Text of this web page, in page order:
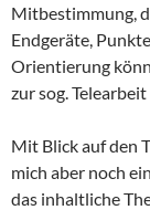
Mitbestimmung,
Endgeräte,
Orientierung
zur sog.
Mit Blick auf den
mich aber noch
das inhaltliche